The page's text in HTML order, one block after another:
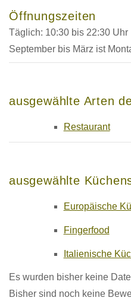
Öffnungszeiten
Täglich: 10:30 bis 22:30 Uhr
September bis März ist
ausgewählte Arten
Restaurant
ausgewählte
Europäische
Fingerfood
Italienische
Es wurden bisher keine
Bisher sind noch keine